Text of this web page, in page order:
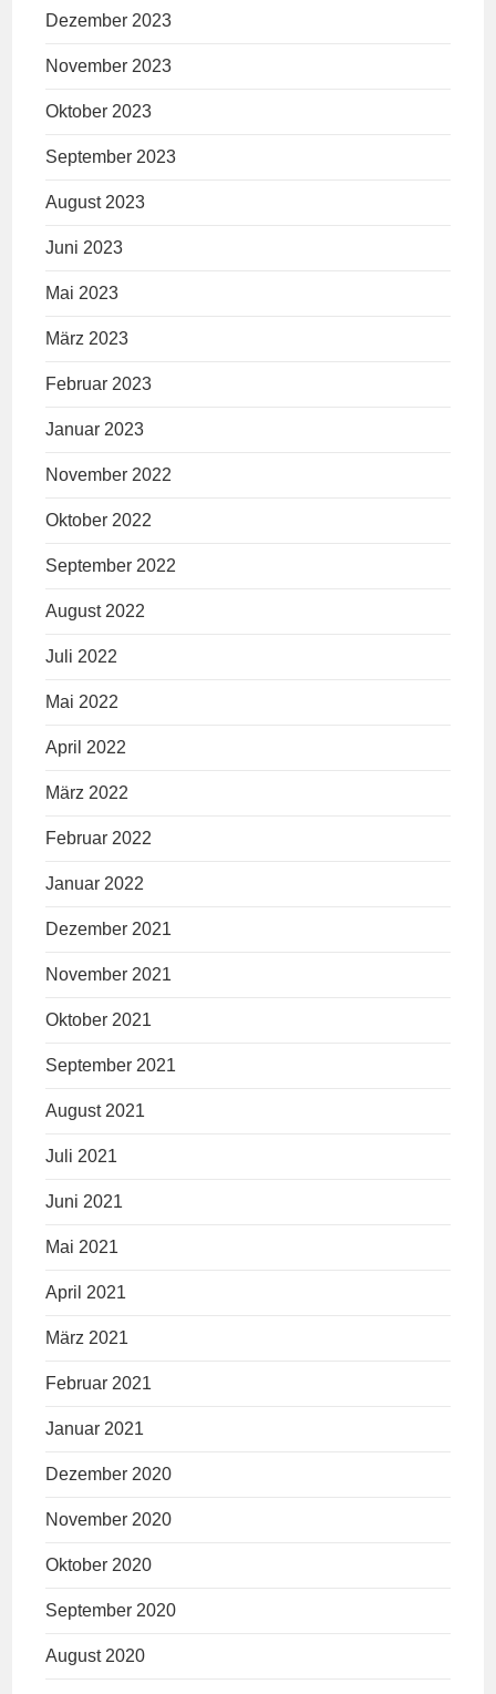
Dezember 2023
November 2023
Oktober 2023
September 2023
August 2023
Juni 2023
Mai 2023
März 2023
Februar 2023
Januar 2023
November 2022
Oktober 2022
September 2022
August 2022
Juli 2022
Mai 2022
April 2022
März 2022
Februar 2022
Januar 2022
Dezember 2021
November 2021
Oktober 2021
September 2021
August 2021
Juli 2021
Juni 2021
Mai 2021
April 2021
März 2021
Februar 2021
Januar 2021
Dezember 2020
November 2020
Oktober 2020
September 2020
August 2020